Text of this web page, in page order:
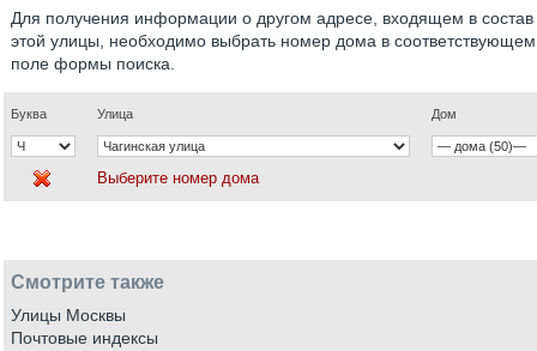
Для получения информации о другом адресе, входящем в состав
этой улицы, необходимо выбрать номер дома в соответствующем
поле формы поиска.
Буква Улица Дом
Выберите номер дома
Смотрите также
Улицы Москвы
Почтовые индексы